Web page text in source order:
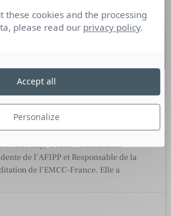
soi, une nécessité de
soi et pour les autres
Aude Roy, Coach – Consultante –
de l’AFIPP et Responsable de la
de l’EMCC-France. Elle a
these cookies and the processing
please read our privacy policy.
Personalize
Accept all